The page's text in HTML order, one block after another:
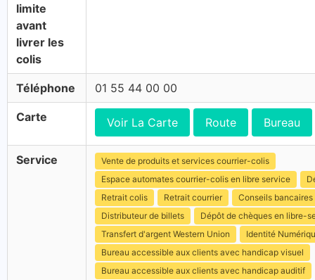
limite
avant
livrer les
colis
Téléphone 01 55 44 00 00
Carte Voir La Carte Route Bureau
Service
Vente de produits et services courrier-colis
Espace automates courrier-colis en libre service
Retrait colis
Retrait courrier
Conseils bancaires
Distributeur de billets
Dépôt de chèques en libre-
Transfert d'argent Western Union
Identité
Bureau accessible aux clients avec handicap visuel
Bureau accessible aux clients avec handicap auditif